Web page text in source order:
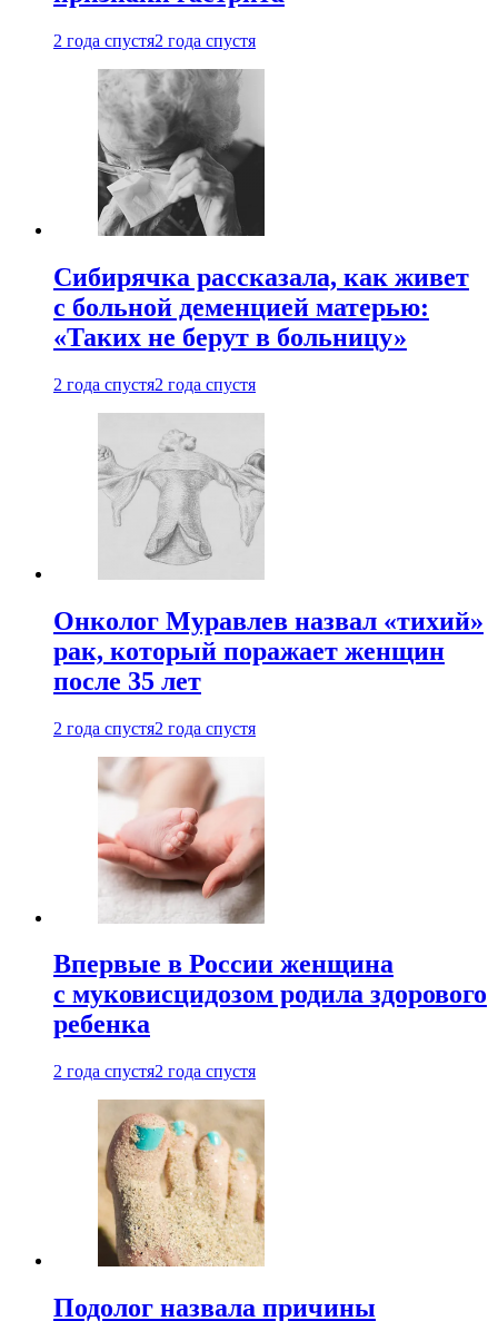
2 года спустя2 года спустя
Сибирячка рассказала, как живет
с больной деменцией матерью:
«Таких не берут в больницу»
2 года спустя2 года спустя
Онколог Муравлев назвал «тихий»
рак, который поражает женщин
после 35 лет
2 года спустя2 года спустя
Впервые в России женщина
с муковисцидозом родила здорового
ребенка
2 года спустя2 года спустя
Подолог назвала причины